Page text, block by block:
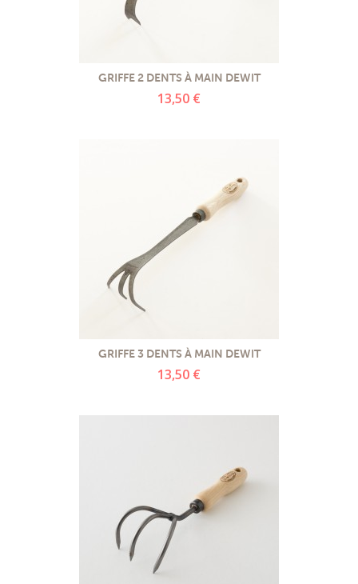
GRIFFE 2 DENTS À MAIN DEWIT
13,50 €
GRIFFE 3 DENTS À MAIN DEWIT
13,50 €